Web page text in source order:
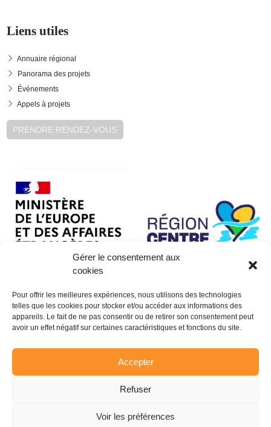
Gérer le consentement aux
cookies
Pour offrir les meilleures expériences, nous utilisons des technologies
telles que les cookies pour stocker et/ou accéder aux informations des
appareils. Le fait de ne pas consentir ou de retirer son consentement peut
avoir un effet négatif sur certaines caractéristiques et fonctions du site.
Accepter
Refuser
Voir les préférences
Liens utiles
Annuaire régional
Panorama des projets
Événements
Appels à projets
PRENDRE RENDEZ-VOUS